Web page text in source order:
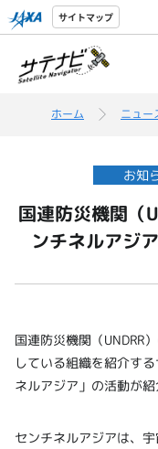
サイトマップ
ホーム ニュー
お知
国連防災機関（
ンチネルアジ
国連防災機関（
している組織を紹介す
ネルアジア」の活動が紹
センチネルアジアは、